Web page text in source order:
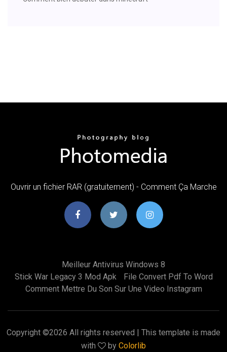
Ouvrir un fichier RAR (gratuitement) - Comment Ça Marche
Meilleur Antivirus Windows 8
Stick War Legacy 3 Mod Apk
File Convert Pdf To Word
Comment Mettre Du Son Sur Une Video Instagram
Copyright ©2026 All rights reserved | This template is made
with
by Colorlib